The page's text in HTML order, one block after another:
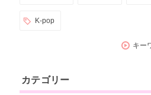
K-pop
キー
カテゴリー